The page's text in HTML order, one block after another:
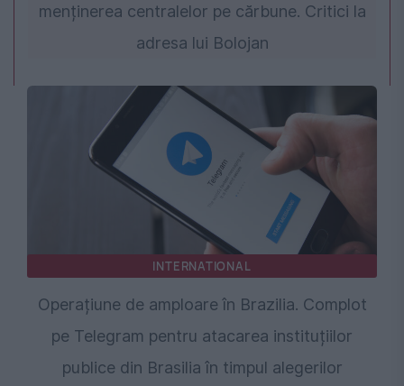
menținerea centralelor pe cărbune. Critici la
adresa lui Bolojan
INTERNATIONAL
Operațiune de amploare în Brazilia. Complot
pe Telegram pentru atacarea instituțiilor
publice din Brasilia în timpul alegerilor